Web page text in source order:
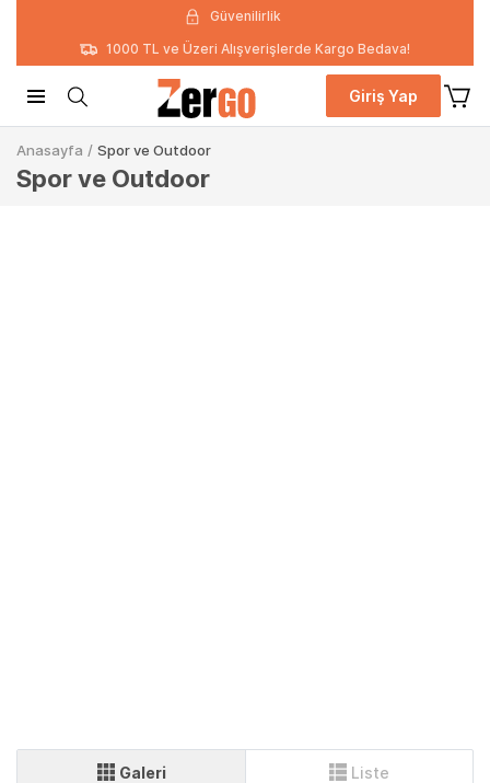
Güvenilirlik
1000 TL ve Üzeri Alışverişlerde Kargo Bedava!
Giriş Yap
Anasayfa / Spor ve Outdoor
Spor ve Outdoor
Galeri Liste